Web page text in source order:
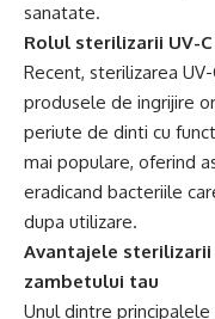
sanatate.
Rolul sterilizarii UV-
Recent, sterilizarea
produsele de ingrijire
periute de dinti cu
mai populare, oferind
eradicand bacteriile
dupa utilizare.
Avantajele
zambetului tau
Unul dintre